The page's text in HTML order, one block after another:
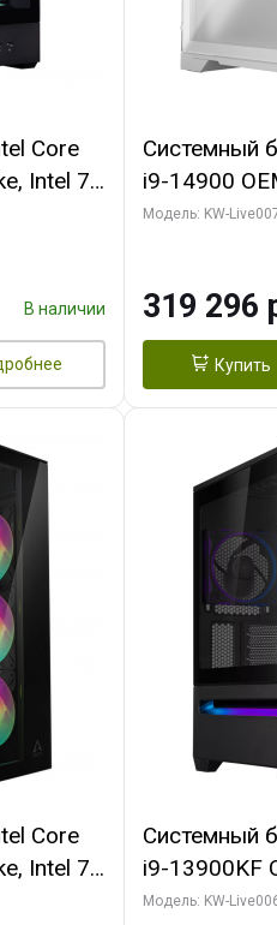
Core
Intel 7,
(2
В наличии
Системный
i9-14900
C24 16EC/
GDDR7
Модель: KW-
319 296
Купить
Core
Intel 7,
(2
Системный
i9-13900KF
7, C24
Модель: KW-